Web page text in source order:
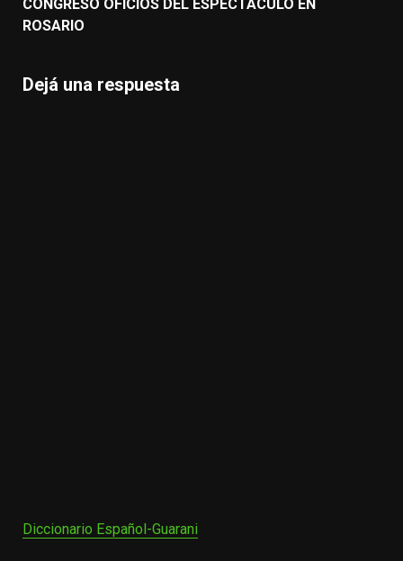
CONGRESO OFICIOS DEL ESPECTACULO EN
ROSARIO
Dejá una respuesta
Diccionario Español-Guarani